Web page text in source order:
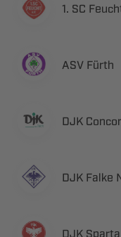
 
 

 
